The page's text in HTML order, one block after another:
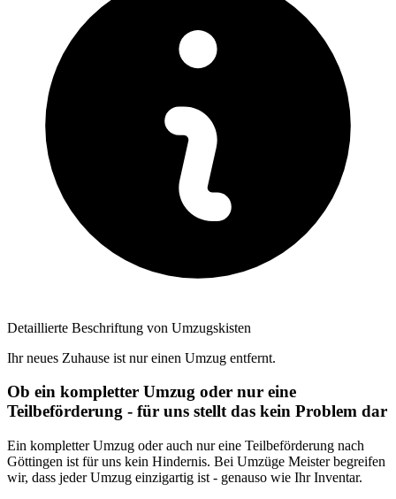
Detaillierte Beschriftung von Umzugskisten
Ihr neues Zuhause ist nur einen Umzug entfernt.
Ob ein kompletter Umzug oder nur eine
Teilbeförderung - für uns stellt das kein Problem dar
Ein kompletter Umzug oder auch nur eine Teilbeförderung nach
Göttingen ist für uns kein Hindernis. Bei Umzüge Meister begreifen
wir, dass jeder Umzug einzigartig ist - genauso wie Ihr Inventar.